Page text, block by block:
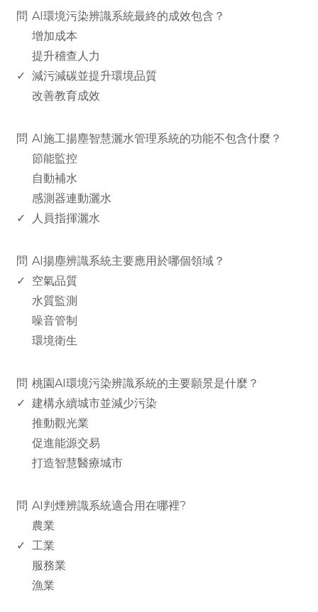
問 AI環境污染辨識系統最終的成效包含？
增加成本
提升稽查人力
✓ 減污減碳並提升環境品質
改善教育成效
問 AI施工揚塵智慧灑水管理系統的功能不包含什麼？
節能監控
自動補水
感測器連動灑水
✓
人員指揮灑水
問 AI揚塵辨識系統主要應用於哪個領域？
✓
空氣品質
水質監測
噪音管制
環境衛生
問 桃園AI環境污染辨識系統的主要願景是什麼？
✓ 建構永續城市並減少污染
推動觀光業
促進能源交易
打造智慧醫療城市
問 AI判煙辨識系統適合用在哪裡?
農業
✓ 工業
服務業
漁業